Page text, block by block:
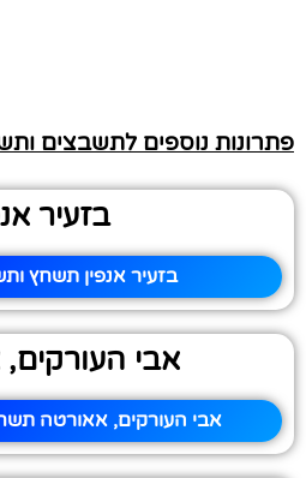
פתרונות נוספים לתשבצים
בזעיר
בזעיר אנפין תשחץ
אבי
אבי העורקים, אאורטה